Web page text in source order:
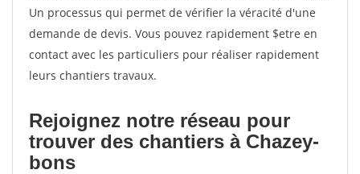
Un processus qui permet de vérifier la véracité d'une
demande de devis. Vous pouvez rapidement $etre en
contact avec les particuliers pour réaliser rapidement
leurs chantiers travaux.
Rejoignez notre réseau pour
trouver des chantiers à Chazey-
bons